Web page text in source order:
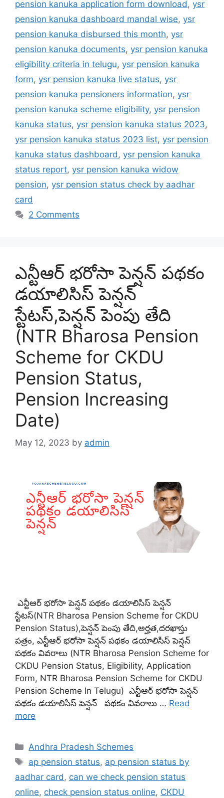
pension kanuka application form download, ysr
pension kanuka dashboard mandal wise, ysr
pension kanuka disbursed this month, ysr
pension kanuka documents, ysr pension kanuka
eligibility criteria in telugu, ysr pension kanuka
form, ysr pension kanuka live status, ysr
pension kanuka pensioners information, ysr
pension kanuka scheme eligibility, ysr pension
kanuka status, ysr pension kanuka status 2023,
ysr pension kanuka status 2023 list, ysr pension
kanuka status dashboard, ysr pension kanuka
status report, ysr pension kanuka widow
pension, ysr pension status check by aadhar
card
2 Comments
ఎన్టీఆర్ భరోసా పెన్షన్ పథకం
డయాలిసిస్ పెన్షన్
స్టేటస్,పెన్షన్ పెంపు తేది
(NTR Bharosa Pension
Scheme for CKDU
Pension Status,
Pension Increasing
Date)
May 12, 2023 by admin
ఎన్టీఆర్ భరోసా పెన్షన్ పథకం డయాలిసిస్ పెన్షన్
స్టేటస్(NTR Bharosa Pension Scheme for CKDU
Pension Status),పెన్షన్ పెంపు తేది,అర్హత,దరఖాస్తు
పత్రం, ఎన్టీఆర్ భరోసా పెన్షన్ పథకం డయాలిసిస్ పెన్షన్
పథకం వివరాలు (NTR Bharosa Pension Scheme for
CKDU Pension Status, Eligibility, Application
Form, NTR Bharosa Pension Scheme for CKDU
Pension Scheme In Telugu) ఎన్టీఆర్ భరోసా పెన్షన్
పథకం డయాలిసిస్ పెన్షన్ పథకం వివరాలు … Read
more
Categories
Andhra Pradesh Schemes
Tags
ap pension status, ap pension status by
aadhar card, can we check pension status
online, check pension status online, CKDU